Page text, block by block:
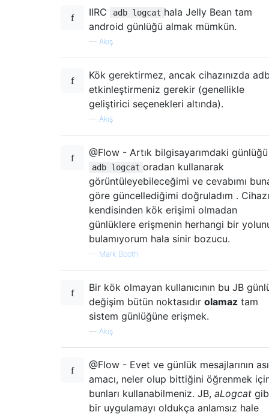
IIRC adb logcat hala Jelly Bean tam
android günlüğü almak mümkün.
— Akış
Kök gerektirmez, ancak cihazınızda
etkinleştirmeniz gerekir (genellikle
geliştirici seçenekleri altında).
— Akış
@Flow - Artık bilgisayarımdaki günlüğü
adb logcat oradan kullanarak
görüntüleyebileceğimi ve cevabımı
göre güncellediğimi doğruladım .
kendisinden kök erişimi olmadan
günlüklere erişmenin herhangi bir
bulamıyorum hala sinir bozucu.
— Mark Booth
Bir kök olmayan kullanıcının bu JB
değişim bütün noktasıdır olamaz tam
sistem günlüğüne erişmek.
— Akış
@Flow - Evet ve günlük mesajlarının
amacı, neler olup bittiğini öğrenmek
bunları kullanabilmeniz. JB, aLogcat
bir uygulamayı oldukça anlamsız hale